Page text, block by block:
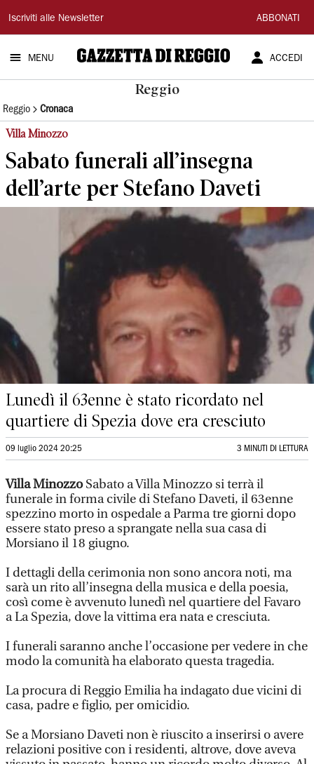
Gazzetta
di
Reggio
Iscriviti alle Newsletter ABBONATI
MENU ACCEDI
Reggio
Reggio Cronaca
Villa Minozzo
Sabato funerali all’insegna
dell’arte per Stefano Daveti
Lunedì il 63enne è stato ricordato nel
quartiere di Spezia dove era cresciuto
09 luglio 2024 20:25 3 MINUTI DI LETTURA
Villa MinozzoSabato a Villa Minozzo si terrà il
funerale in forma civile di Stefano Daveti, il 63enne
spezzino morto in ospedale a Parma tre giorni dopo
essere stato preso a sprangate nella sua casa di
Morsiano il 18 giugno.
I dettagli della cerimonia non sono ancora noti, ma
sarà un rito all’insegna della musica e della poesia,
così come è avvenuto lunedì nel quartiere del Favaro
a La Spezia, dove la vittima era nata e cresciuta.
I funerali saranno anche l’occasione per vedere in che
modo la comunità ha elaborato questa tragedia.
La procura di Reggio Emilia ha indagato due vicini di
casa, padre e figlio, per omicidio.
Se a Morsiano Daveti non è riuscito a inserirsi o avere
relazioni positive con i residenti, altrove, dove aveva